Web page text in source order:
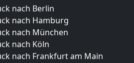
nach Berlin
nach Hamburg
nach München
nach Köln
nach Frankfurt am Main